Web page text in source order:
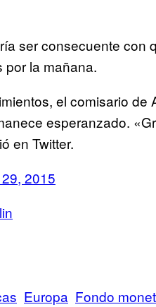
ser consecuente con
por la mañana.
el comisario de
esperanzado.
en Twitter.
2015
Europa Fondo